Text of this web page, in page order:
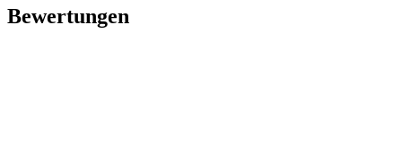
Bewertungen